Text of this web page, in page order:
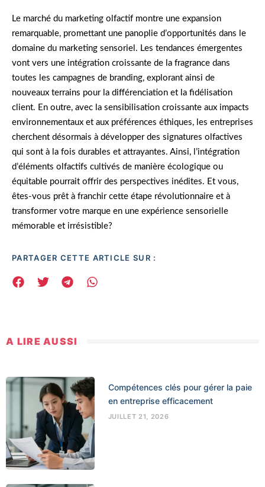
Le marché du marketing olfactif montre une expansion
remarquable, promettant une panoplie d’opportunités dans le
domaine du marketing sensoriel. Les tendances émergentes
vont vers une intégration croissante de la fragrance dans
toutes les campagnes de branding, explorant ainsi de
nouveaux terrains pour la différenciation et la fidélisation
client. En outre, avec la sensibilisation croissante aux impacts
environnementaux et aux préférences éthiques, les entreprises
cherchent désormais à développer des signatures olfactives
qui sont à la fois durables et attrayantes. Ainsi, l’intégration
d’éléments olfactifs cultivés de manière écologique ou
équitable pourrait offrir des perspectives inédites. Et vous,
êtes-vous prêt à franchir cette étape révolutionnaire et à
transformer votre marque en une expérience sensorielle
mémorable et irrésistible?
PARTAGER CETTE ARTICLE SUR :
A LIRE AUSSI
Compétences clés pour gérer la paie
en entreprise efficacement
JUILLET 21, 2026